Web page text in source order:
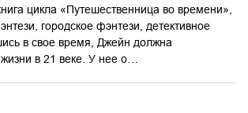
цикла «Путешественница во времени»,
городское фэнтези, детективное
в свое время, Джейн должна
в 21 веке. У нее о…